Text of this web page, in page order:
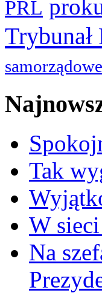
PRL
samorządowe
Tak
W
Na